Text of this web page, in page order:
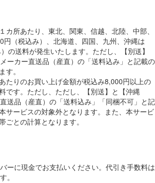
カ所あたり、東北、関東、信越、北陸、中部、
円（税込み）、北海道、四国、九州、沖縄は
の送料が発生いたします。ただし、【別送】
ーカー直送品（産直）の「送料込み」と記載の
す。
たりのお買い上げ金額が税込み8,000円以上の
です。ただし、ただし、【別送】と【沖縄
送品（産直）の「送料込み」「同梱不可」と記
サービスの対象外となります。また、本サービ
ごとの計算となります。
ーに現金でお支払いください。代引き手数料は
。